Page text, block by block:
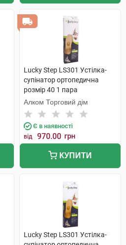
Lucky Step LS301 Устілка-
супінатор ортопедична
розмір 40 1 пара
Алком Торговий дім
Є в наявності
від 970.00 грн
КУПИТИ
Lucky Step LS301 Устілка-